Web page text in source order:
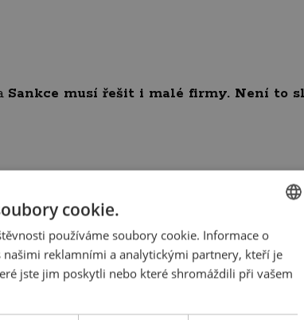
Sankce musí řešit i malé firmy. Není to
obdržíte po zakoupení vstupenky)
struktury a co například znamená
ENGLISH
cookie.
používáme soubory cookie. Informace o
reklamními a analytickými partnery, kteří je
jste jim poskytli nebo které shromáždili při vašem